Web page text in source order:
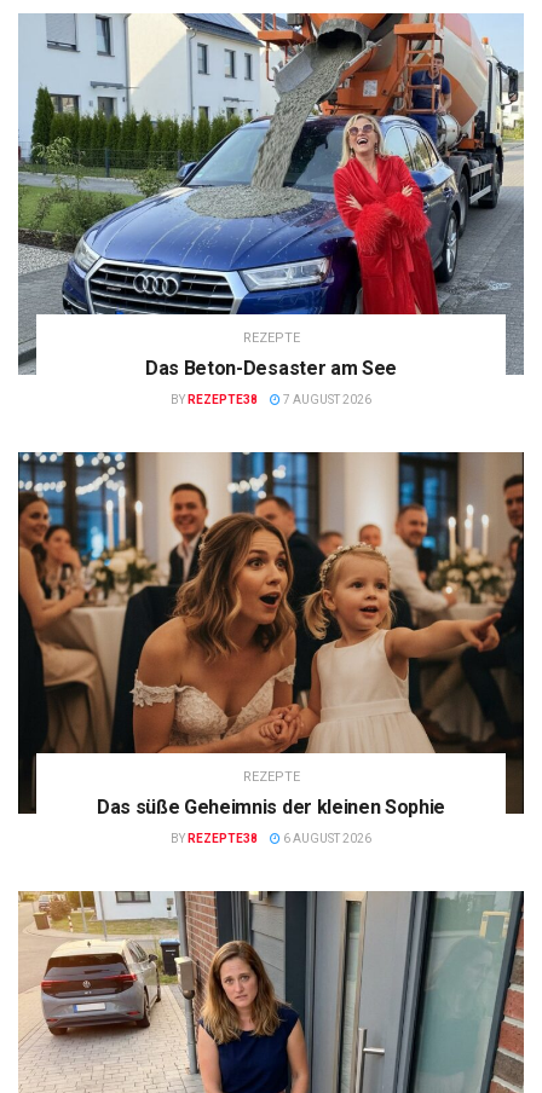
REZEPTE
Das Beton-Desaster am See
BY REZEPTE38 7 AUGUST 2026
REZEPTE
Das süße Geheimnis der kleinen Sophie
BY REZEPTE38 6 AUGUST 2026